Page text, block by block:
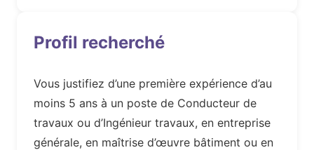
Profil recherché
Vous justifiez d’une première expérience d’au
moins 5 ans à un poste de Conducteur de
travaux ou d’Ingénieur travaux, en entreprise
générale, en maîtrise d’œuvre bâtiment ou en